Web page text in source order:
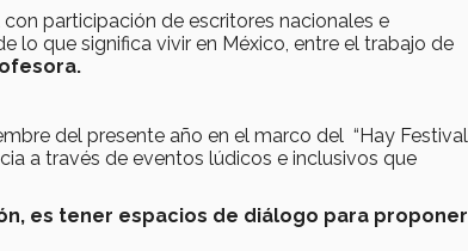
participación de escritores nacionales e
lo que significa vivir en México, entre el trabajo de
del presente año en el marco del “Hay Festival
a través de eventos lúdicos e inclusivos que
es tener espacios de diálogo para proponer